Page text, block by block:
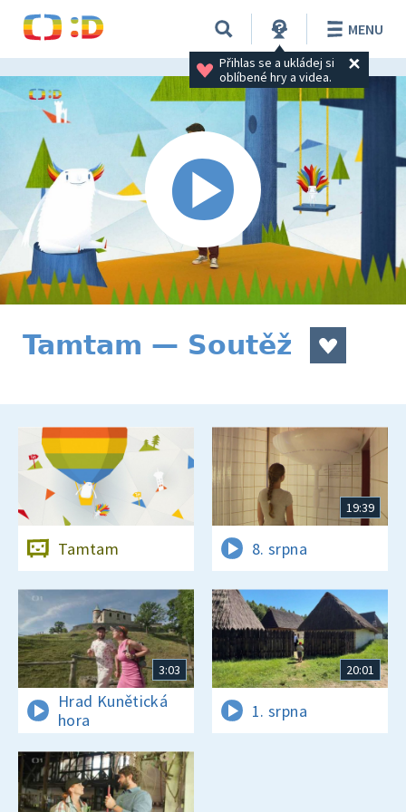
Přihlas se a ukládej si
oblíbené hry a videa.
MENU
Tamtam — Soutěž
Tamtam
19:39
8. srpna
3:03
Hrad Kunětická
hora
20:01
1. srpna